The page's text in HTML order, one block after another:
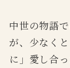
中世の物語
が、少なく
に」愛し合